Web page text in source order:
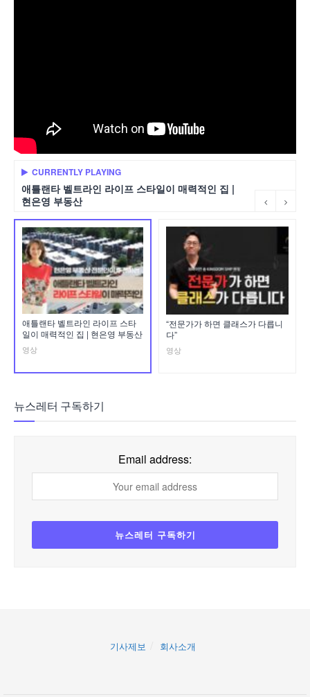
CURRENTLY PLAYING
애틀랜타 벨트라인 라이프 스타일이 매력적인 집 |
현은영 부동산
애틀랜타 벨트라인 라이프 스타
일이 매력적인 집 | 현은영 부동산
영상
“전문가가 하면 클래스가 다릅니
다”
영상
뉴스레터 구독하기
Email address:
기사제보 회사소개